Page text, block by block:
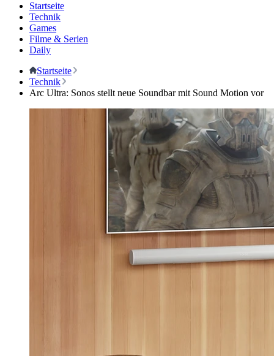
Startseite
Technik
Games
Filme & Serien
Daily
Startseite
Technik
Arc Ultra: Sonos stellt neue Soundbar mit Sound Motion vor